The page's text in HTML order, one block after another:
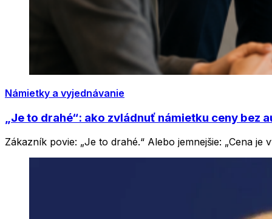
Námietky a vyjednávanie
„Je to drahé“: ako zvládnuť námietku ceny bez
Zákazník povie: „Je to drahé.“ Alebo jemnejšie: „Cena